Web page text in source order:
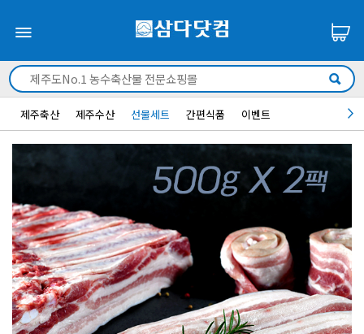
제주축산 제주수산 선물세트 간편식품 이벤트